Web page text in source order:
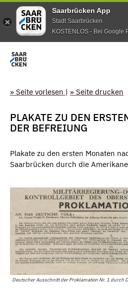
Saarbrücken App
Stadt Saarbrücken
KOSTENLOS - Bei Google
» Seite vorlesen | » Seite drucken
PLAKATE ZU DEN
DER BEFREIUNG
Plakate zu den ersten Monaten
Saarbrücken durch die
Deutscher Ausschnitt der Proklamation Nr. 1 durch